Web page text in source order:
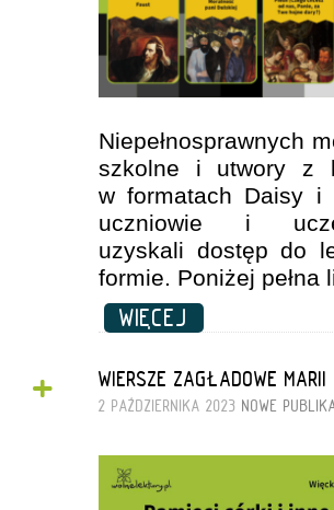
Niepełnosprawnych
szkolne i utwory z
w formatach Daisy i
uczniowie i
uzyskali dostęp do
formie. Poniżej pełna
WIĘCEJ
+ WIERSZE ZAGŁADOWE
2 PAŹDZIERNIKA 2023 NOWE